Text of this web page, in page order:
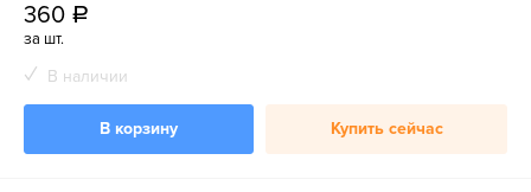
360 a
за шт.
В наличии
В корзину Купить сейчас